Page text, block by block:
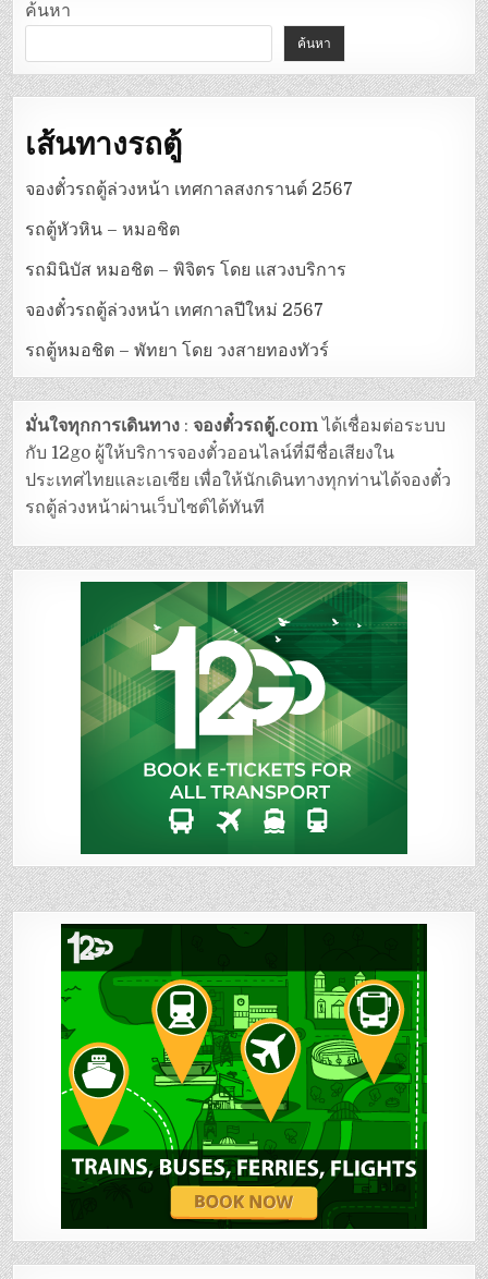
ค้นหา
ค้นหา
เส้นทางรถตู้
จองตั๋วรถตู้ล่วงหน้า เทศกาลสงกรานต์ 2567
รถตู้หัวหิน – หมอชิต
รถมินิบัส หมอชิต – พิจิตร โดย แสวงบริการ
จองตั๋วรถตู้ล่วงหน้า เทศกาลปีใหม่ 2567
รถตู้หมอชิต – พัทยา โดย วงสายทองทัวร์
มั่นใจทุกการเดินทาง :จองตั๋วรถตู้.comได้เชื่อมต่อระบบ
กับ 12go ผู้ให้บริการจองตั๋วออนไลน์ที่มีชื่อเสียงใน
ประเทศไทยและเอเซีย เพื่อให้นักเดินทางทุกท่านได้จองตั๋ว
รถตู้ล่วงหน้าผ่านเว็บไซต์ได้ทันที